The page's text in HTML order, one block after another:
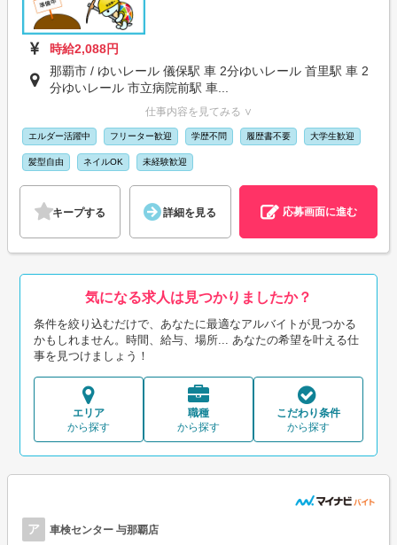
時給2,088円
那覇市 / ゆいレール 儀保駅 車 2分ゆいレール 首里駅 車 2
分ゆいレール 市立病院前駅 車...
仕事内容を見てみる ∨
エルダー活躍中 フリーター歓迎 学歴不問 履歴書不要 大学生歓迎
髪型自由 ネイルOK 未経験歓迎
キープする 詳細を見る 応募画面に進む
気になる求人は見つかりましたか？
条件を絞り込むだけで、あなたに最適なアルバイトが見つかる
かもしれません。時間、給与、場所... あなたの希望を叶える仕
事を見つけましょう！
エリア
から探す
職種
から探す
こだわり条件
から探す
ア 車検センター 与那覇店